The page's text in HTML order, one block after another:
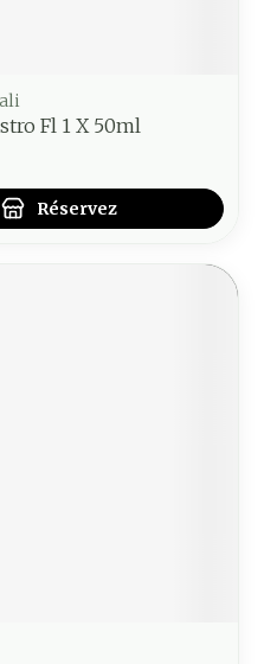
Fl 1 X 50ml
Réservez